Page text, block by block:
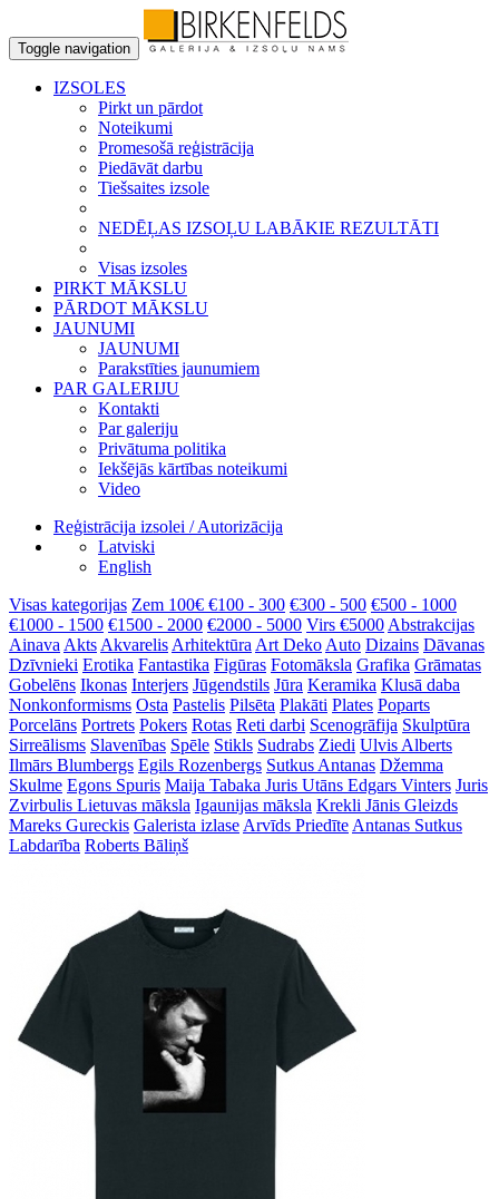
Toggle navigation
IZSOLES
Pirkt un pārdot
Noteikumi
Promesošā reģistrācija
Piedāvāt darbu
Tiešsaites izsole
NEDĒĻAS IZSOĻU LABĀKIE REZULTĀTI
Visas izsoles
PIRKT MĀKSLU
PĀRDOT MĀKSLU
JAUNUMI
JAUNUMI
Parakstīties jaunumiem
PAR GALERIJU
Kontakti
Par galeriju
Privātuma politika
Iekšējās kārtības noteikumi
Video
Reģistrācija izsolei / Autorizācija
Latviski
English
Visas kategorijas Zem 100€ €100 - 300 €300 - 500 €500 - 1000
€1000 - 1500 €1500 - 2000 €2000 - 5000 Virs €5000 Abstrakcijas
Ainava Akts Akvarelis Arhitektūra Art Deko Auto Dizains Dāvanas
Dzīvnieki Erotika Fantastika Figūras Fotomāksla Grafika Grāmatas
Gobelēns Ikonas Interjers Jūgendstils Jūra Keramika Klusā daba
Nonkonformisms Osta Pastelis Pilsēta Plakāti Plates Poparts
Porcelāns Portrets Pokers Rotas Reti darbi Scenogrāfija Skulptūra
Sirreālisms Slavenības Spēle Stikls Sudrabs Ziedi Ulvis Alberts
Ilmārs Blumbergs Egils Rozenbergs Sutkus Antanas Džemma
Skulme Egons Spuris Maija Tabaka Juris Utāns Edgars Vinters Juris
Zvirbulis Lietuvas māksla Igaunijas māksla Krekli Jānis Gleizds
Mareks Gureckis Galerista izlase Arvīds Priedīte Antanas Sutkus
Labdarība Roberts Bāliņš